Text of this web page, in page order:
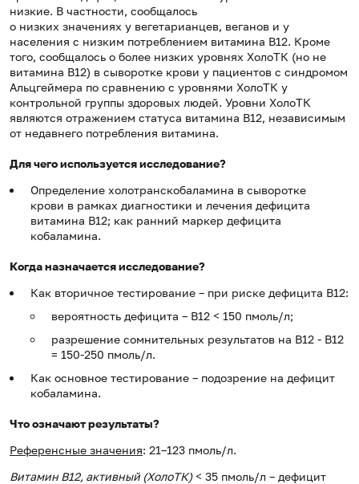
низкие. В частности, сообщалось
о низких значениях у вегетарианцев, веганов и у
населения с низким потреблением витамина B12. Кроме
того, сообщалось о более низких уровнях ХолоТК (но не
витамина B12) в сыворотке крови у пациентов с синдромом
Альцгеймера по сравнению с уровнями ХолоТК у
контрольной группы здоровых людей. Уровни ХолоТК
являются отражением статуса витамина B12, независимым
от недавнего потребления витамина.
Для чего используется исследование?
Определение холотранскобаламина в сыворотке
крови в рамках диагностики и лечения дефицита
витамина B12; как ранний маркер дефицита
кобаламина.
Когда назначается исследование?
Как вторичное тестирование – при риске дефицита B12:
вероятность дефицита – B12 < 150 пмоль/л;
разрешение сомнительных результатов на B12 - B12
= 150-250 пмоль/л.
Как основное тестирование – подозрение на дефицит
кобаламина.
Что означают результаты?
Референсные значения: 21–123 пмоль/л.
Витамин В12, активный (ХолоТК)< 35 пмоль/л – дефицит